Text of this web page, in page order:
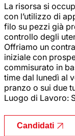
La risorsa si
con l’utilizzo di
filo su pezzi già
controllo degli
Offriamo un
iniziale con
commisurato in
time dal lunedì al
pranzo o sui due
Luogo di Lavoro:
Candidati